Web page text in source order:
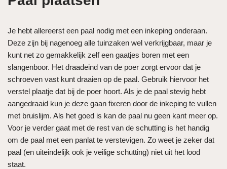
Je hebt allereerst een paal nodig met een inkeping onderaan.
Deze zijn bij nagenoeg alle tuinzaken wel verkrijgbaar, maar je
kunt net zo gemakkelijk zelf een gaatjes boren met een
slangenboor. Het draadeind van de poer zorgt ervoor dat je
schroeven vast kunt draaien op de paal. Gebruik hiervoor het
verstel plaatje dat bij de poer hoort. Als je de paal stevig hebt
aangedraaid kun je deze gaan fixeren door de inkeping te vullen
met bruislijm. Als het goed is kan de paal nu geen kant meer op.
Voor je verder gaat met de rest van de schutting is het handig
om de paal met een panlat te verstevigen. Zo weet je zeker dat
paal (en uiteindelijk ook je veilige schutting) niet uit het lood
staat.